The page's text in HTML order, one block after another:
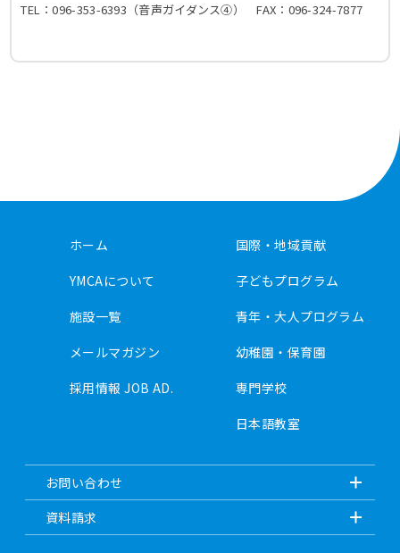
TEL：096-353-6393（音声ガイダンス④） FAX：096-324-7877
ホーム
YMCAについて
施設一覧
メールマガジン
採用情報 JOB AD.
国際・地域貢献
子どもプログラム
青年・大人プログラム
幼稚園・保育園
専門学校
日本語教室
お問い合わせ
資料請求